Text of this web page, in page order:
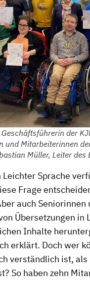
der
und Mitarbeiterinnen
Müller, Leiter
Sprache
Frage
auch
Übersetzungen in
Inhalte
erklärt. Doch wer
verständlich ist,
So haben zehn